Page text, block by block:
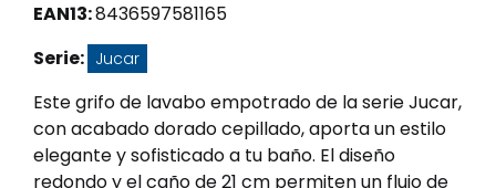
EAN13:8436597581165
Serie: Jucar
Este grifo de lavabo empotrado de la serie Jucar,
con acabado dorado cepillado, aporta un estilo
elegante y sofisticado a tu baño. El diseño
redondo y el caño de 21 cm permiten un flujo de